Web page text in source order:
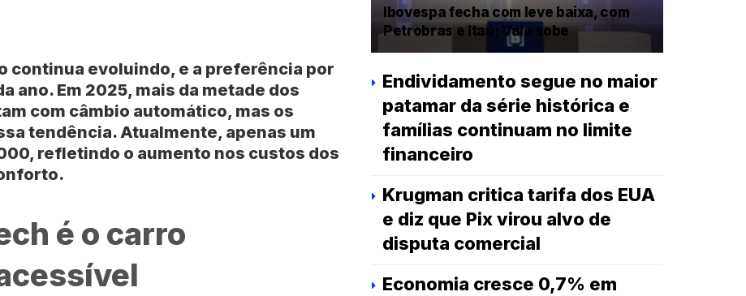
continua evoluindo, e a preferência por
ano. Em 2025, mais da metade dos
com câmbio automático, mas os
tendência. Atualmente, apenas um
refletindo o aumento nos custos dos
é o carro
Ibovespa fecha com leve baixa, com
Petrobras e Itaú; Vale sobe
Endividamento segue no maior
patamar da série histórica e
famílias continuam no limite
financeiro
Krugman critica tarifa dos EUA
e diz que Pix virou alvo de
disputa comercial
Economia cresce 0,7% em